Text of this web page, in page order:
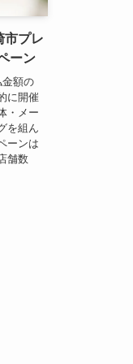
市プレ
ーン
額の
に開催
・メー
を組ん
ーンは
舗数